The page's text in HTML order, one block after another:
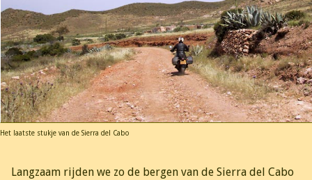
Het laatste stukje van de Sierra del Cabo
Langzaam rijden we zo de bergen van de Sierra del Cabo